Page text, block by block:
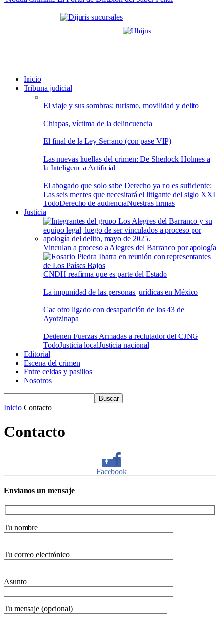
Inicio
Tribuna judicial
El viaje y sus sombras: turismo, movilidad y delito
Chiapas, víctima de la delincuencia
El final de la Ley Serrano (con pase VIP)
Las nuevas huellas del crimen: De Sherlock Holmes a
la Inteligencia Artificial
El abogado que solo sabe Derecho ya no es suficiente:
Las seis mentes que necesitará el litigante del siglo XXI
TodoDerecho de audienciaNuestras firmas
Justicia
Vinculan a proceso a Alegres del Barranco por apología
CNDH reafirma que es parte del Estado
La impunidad de las personas jurídicas en México
Cae otro ligado con desaparición de los 43 de
Ayotzinapa
Detienen Fuerzas Armadas a reclutador del CJNG
TodoJusticia localJusticia nacional
Editorial
Escena del crimen
Entre celdas y pasillos
Nosotros
Inicio Contacto
Contacto
Facebook
Linkedin
Envíanos un mensaje
Tu nombre
Tu correo electrónico
Asunto
Tu mensaje (opcional)